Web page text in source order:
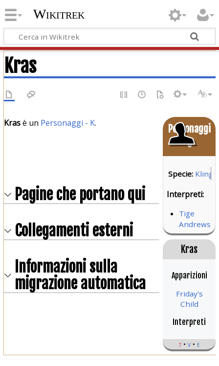
Wikitrek
Kras
Personaggi
o
Specie:
Interpreti:
Tige
Andrews
Kras
Apparizioni
Friday's
Child
Interpreti
t v e
Krasè un Personaggi - K.
Pagine che portano qui
Collegamenti esterni
Informazioni sulla
migrazione automatica